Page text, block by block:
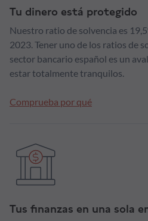
Tu dinero está protegido
Nuestro ratio de solvencia es
2023. Tener uno de los ratios de
sector bancario español es un
estar totalmente tranquilos.
Comprueba por qué
Tus finanzas en una sola